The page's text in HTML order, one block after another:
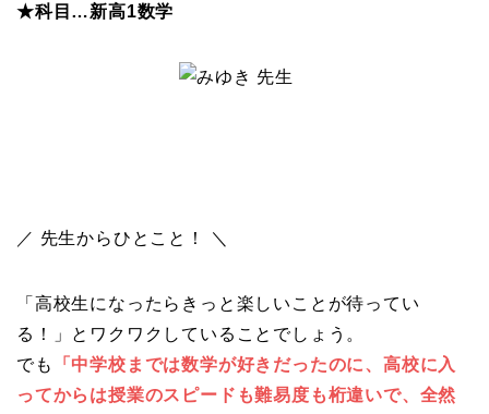
★科目…新高1数学
／ 先生からひとこと！ ＼
「高校生になったらきっと楽しいことが待ってい
る！」 とワクワクしていることでしょう。
でも
「中学校までは数学が好きだったのに、高校に入
ってからは授業のスピードも難易度も桁違いで、 全然